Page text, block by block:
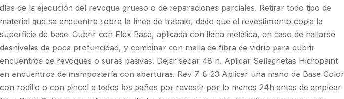
días de la ejecución del revoque grueso o de reparaciones parciales. Retirar todo tipo de
material que se encuentre sobre la línea de trabajo, dado que el revestimiento copia la
superficie de base. Cubrir con Flex Base, aplicada con llana metálica, en caso de hallarse
desniveles de poca profundidad, y combinar con malla de fibra de vidrio para cubrir
encuentros de revoques o suras pasivas. Dejar secar 48 h. Aplicar Sellagrietas Hidropaint
en encuentros de mampostería con aberturas. Rev 7-8-23 Aplicar una mano de Base Color
con rodillo o con pincel a todos los paños por revestir por lo menos 24h antes de emplear